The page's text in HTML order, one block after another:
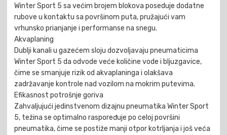
Winter Sport 5 sa većim brojem blokova poseduje dodatne
rubove u kontaktu sa površinom puta, pružajući vam
vrhunsko prianjanje i performanse na snegu.
Akvaplaning
Dublji kanali u gazećem sloju dozvoljavaju pneumaticima
Winter Sport 5 da odvode veće količine vode i bljuzgavice,
čime se smanjuje rizik od akvaplaninga i olakšava
zadržavanje kontrole nad vozilom na mokrim putevima.
Efikasnost potrošnje goriva
Zahvaljujući jedinstvenom dizajnu pneumatika Winter Sport
5, težina se optimalno raspoređuje po celoj površini
pneumatika, čime se postiže manji otpor kotrljanja i još veća